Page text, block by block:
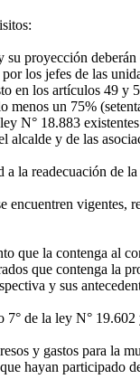
los jefes de las
en los artículos 49 y
un 75%
N° 18.883
y de las
la readecuación de
vigentes,
que la contenga al
que contenga la
y sus
de la ley N°
y gastos para la
hayan